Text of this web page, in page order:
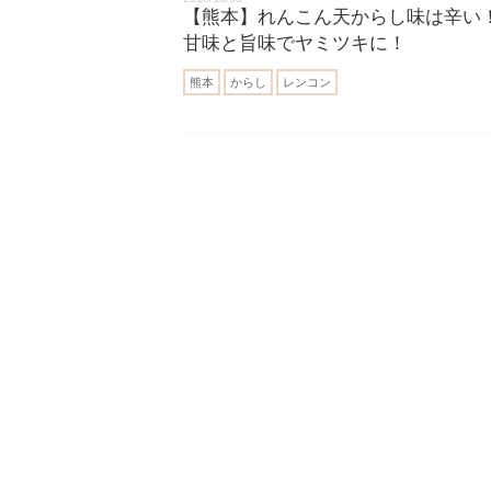
【熊本】れんこん天からし味は辛い
甘味と旨味でヤミツキに！
熊本 からし レンコン